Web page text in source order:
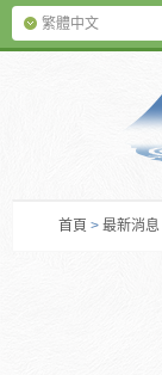
繁體中文
首頁 > 最新消息